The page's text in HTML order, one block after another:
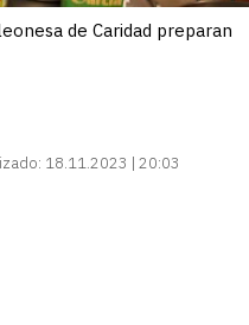
de Caridad preparan
18.11.2023 | 20:03